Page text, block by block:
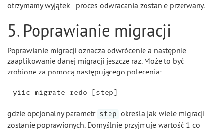
otrzymamy wyjątek i proces odwracania zostanie przerwany.
5. Poprawianie migracji
Poprawianie migracji oznacza odwrócenie a następnie
zaaplikowanie danej migracji jeszcze raz. Może to być
zrobione za pomocą następującego polecenia:
gdzie opcjonalny parametr step określa jak wiele migracji
zostanie poprawionych. Domyślnie przyjmuje wartość 1 co